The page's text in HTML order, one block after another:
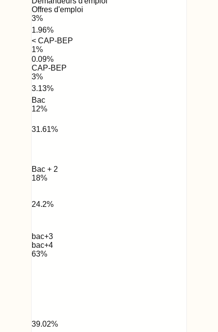
Offres d'emploi
3%
1.96%
< CAP-BEP
1%
0.09%
CAP-BEP
3%
3.13%
Bac
12%
31.61%
Bac + 2
18%
24.2%
bac+3
bac+4
63%
39.02%